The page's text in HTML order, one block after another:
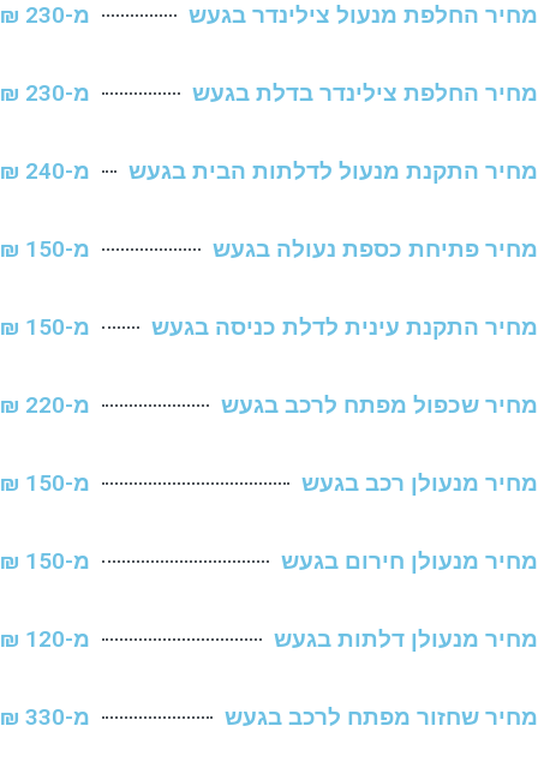
החלפת מנעול צילינדר בגעש מ-230 ₪
החלפת צילינדר בדלת בגעש מ-230 ₪
התקנת מנעול לדלתות הבית בגעש מ-240 ₪
פתיחת כספת נעולה בגעש מ-150 ₪
התקנת עינית לדלת כניסה בגעש מ-150 ₪
שכפול מפתח לרכב בגעש מ-220 ₪
מנעולן רכב בגעש מ-150 ₪
מנעולן חירום בגעש מ-150 ₪
מנעולן דלתות בגעש מ-120 ₪
שחזור מפתח לרכב בגעש מ-330 ₪